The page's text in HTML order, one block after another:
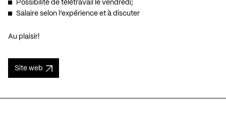
Possibilité de télétravail le vendredi;
Salaire selon l’expérience et à discuter
Au plaisir!
Site web